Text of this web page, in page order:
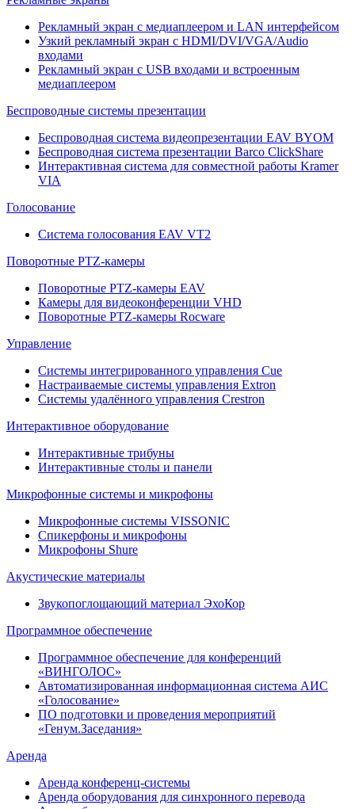
Рекламный экран с медиаплеером и LAN интерфейсом
Узкий рекламный экран с HDMI/DVI/VGA/Audio
входами
Рекламный экран с USB входами и встроенным
медиаплеером
Беспроводные системы презентации
Беспроводная система видеопрезентации EAV BYOM
Беспроводная система презентации Barco ClickShare
Интерактивная система для совместной работы Kramer
VIA
Голосование
Система голосования EAV VT2
Поворотные PTZ-камеры
Поворотные PTZ-камеры EAV
Камеры для видеоконференции VHD
Поворотные PTZ-камеры Rocware
Управление
Системы интегрированного управления Cue
Настраиваемые системы управления Extron
Системы удалённого управления Crestron
Интерактивное оборудование
Интерактивные трибуны
Интерактивные столы и панели
Микрофонные системы и микрофоны
Микрофонные системы VISSONIC
Спикерфоны и микрофоны
Микрофоны Shure
Акустические материалы
Звукопоглощающий материал ЭхоКор
Программное обеспечение
Программное обеспечение для конференций
«ВИНГОЛОС»
Автоматизированная информационная система АИС
«Голосование»
ПО подготовки и проведения мероприятий
«Генум.Заседания»
Аренда
Аренда конференц-системы
Аренда оборудования для синхронного перевода